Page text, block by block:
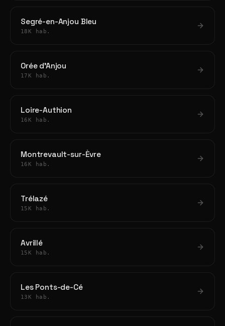
Segré-en-Anjou Bleu
18K hab.
Orée d'Anjou
17K hab.
Loire-Authion
16K hab.
Montrevault-sur-Èvre
16K hab.
Trélazé
15K hab.
Avrillé
15K hab.
Les Ponts-de-Cé
13K hab.